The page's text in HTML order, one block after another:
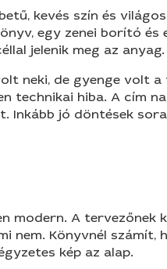
kevés szín és
egy zenei borító és
jelenik meg az anyag.
neki, de gyenge volt a
technikai hiba. A cím
Inkább jó döntések
modern. A tervezőnek
nem. Könyvnél számít,
kép az alap.